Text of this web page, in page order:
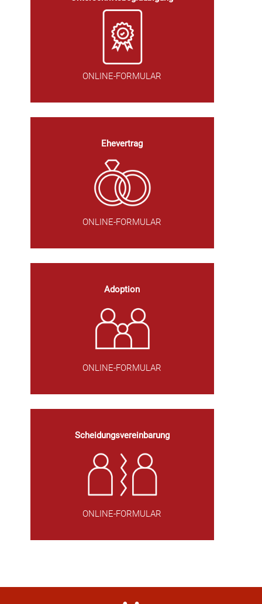
ONLINE-FORMULAR
Ehevertrag
ONLINE-FORMULAR
Adoption
ONLINE-FORMULAR
Scheidungsvereinbarung
ONLINE-FORMULAR